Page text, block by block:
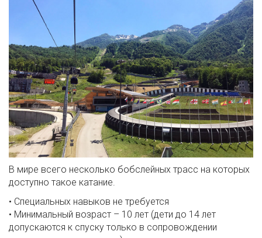
В мире всего несколько бобслейных трасс на которых
доступно такое катание.
• Специальных навыков не требуется
• Минимальный возраст – 10 лет (дети до 14 лет
допускаются к спуску только в сопровождении